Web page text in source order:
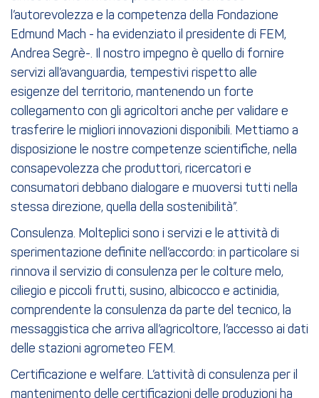
l’autorevolezza e la competenza della Fondazione
Edmund Mach - ha evidenziato il presidente di FEM,
Andrea Segrè-. Il nostro impegno è quello di fornire
servizi all’avanguardia, tempestivi rispetto alle
esigenze del territorio, mantenendo un forte
collegamento con gli agricoltori anche per validare e
trasferire le migliori innovazioni disponibili. Mettiamo a
disposizione le nostre competenze scientifiche, nella
consapevolezza che produttori, ricercatori e
consumatori debbano dialogare e muoversi tutti nella
stessa direzione, quella della sostenibilità”.
Consulenza. Molteplici sono i servizi e le attività di
sperimentazione definite nell’accordo: in particolare si
rinnova il servizio di consulenza per le colture melo,
ciliegio e piccoli frutti, susino, albicocco e actinidia,
comprendente la consulenza da parte del tecnico, la
messaggistica che arriva all’agricoltore, l’accesso ai dati
delle stazioni agrometeo FEM.
Certificazione e welfare. L’attività di consulenza per il
mantenimento delle certificazioni delle produzioni ha